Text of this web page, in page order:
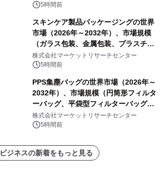
5時間前
スキンケア製品パッケージングの世界
市場（2026年～2032年）、市場規模
（ガラス包装、金属包装、プラスチッ
ク包装、その他）・分析レポートを発
表
株式会社マーケットリサーチセンター
5時間前
PPS集塵バッグの世界市場（2026年～
2032年）、市場規模（円筒形フィルタ
ーバッグ、平袋型フィルターバッグ、
プリーツフィルターバッグ、その
他）・分析レポートを発表
株式会社マーケットリサーチセンター
5時間前
ビジネスの新着をもっと見る